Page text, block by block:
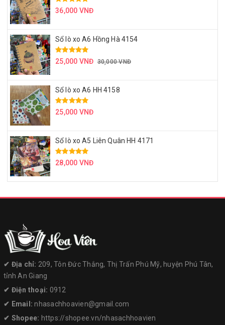
36,000 VNĐ
Sổ lò xo A6 Hồng Hà 4154
25,000 VNĐ 30,000 VNĐ
Sổ lò xo A6 HH 4158
25,000 VNĐ
Sổ lò xo A5 Liên Quân HH 4171
28,000 VNĐ
✔︎ Địa chỉ: 209, Tôn Đức Thắng, Thị Trấn Phú Mỹ, huyện Phú Tân,
tỉnh An Giang
✔︎ Điện thoại: 0912
✔︎ Email:nhasachhoavien@gmail.com
✔︎ Shopee: https://shopee.vn/nhasachhoavien